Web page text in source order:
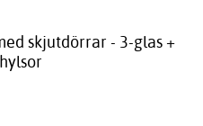
skjutdörrar - 3-glas +